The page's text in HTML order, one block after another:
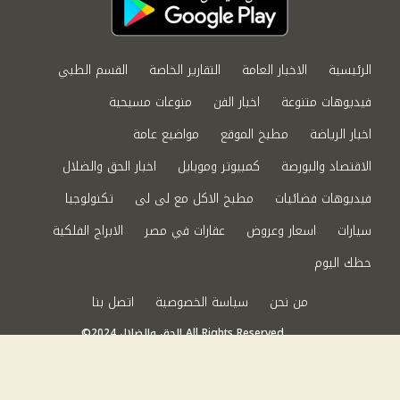
الرئيسية الاخبار العامة التقارير الخاصة
القسم الطبي
فيديوهات متنوعة
اخبار الفن
منوعات مسيحية
اخبار الرياضة
مطبخ الموقع
مواضيع عامة
الاقتصاد والبورصة
كمبيوتر وموبايل
اخبار الحق والضلال
فيديوهات فضائيات
مطبخ الاكل مع لى لى
تكنولوجيا
سيارات
اسعار وعروض عقارات في مصر
الابراج الفلكية
حظك اليوم
من نحن
سياسة الخصوصية اتصل بنا
©2024 الحق والضلال All Rights Reserved.